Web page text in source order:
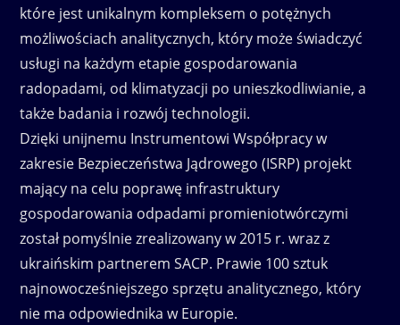
które jest unikalnym kompleksem o potężnych
możliwościach analitycznych, który może świadczyć
usługi na każdym etapie gospodarowania
radopadami, od klimatyzacji po unieszkodliwianie, a
także badania i rozwój technologii.
Dzięki unijnemu Instrumentowi Współpracy w
zakresie Bezpieczeństwa Jądrowego (ISRP) projekt
mający na celu poprawę infrastruktury
gospodarowania odpadami promieniotwórczymi
został pomyślnie zrealizowany w 2015 r. wraz z
ukraińskim partnerem SACP. Prawie 100 sztuk
najnowocześniejszego sprzętu analitycznego, który
nie ma odpowiednika w Europie.